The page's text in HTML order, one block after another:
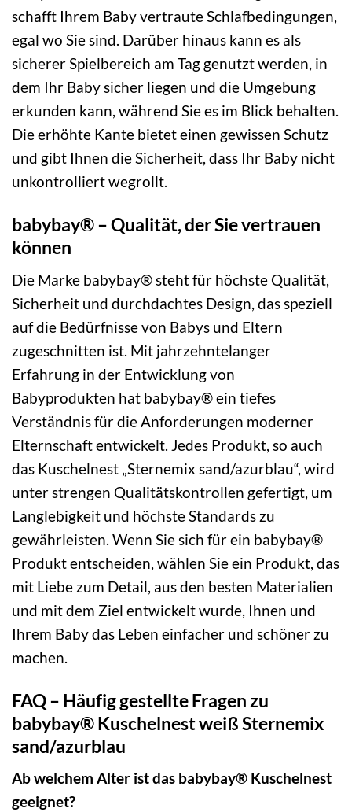
schafft Ihrem Baby vertraute Schlafbedingungen,
egal wo Sie sind. Darüber hinaus kann es als
sicherer Spielbereich am Tag genutzt werden, in
dem Ihr Baby sicher liegen und die Umgebung
erkunden kann, während Sie es im Blick behalten.
Die erhöhte Kante bietet einen gewissen Schutz
und gibt Ihnen die Sicherheit, dass Ihr Baby nicht
unkontrolliert wegrollt.
babybay® – Qualität, der Sie vertrauen
können
Die Marke babybay® steht für höchste Qualität,
Sicherheit und durchdachtes Design, das speziell
auf die Bedürfnisse von Babys und Eltern
zugeschnitten ist. Mit jahrzehntelanger
Erfahrung in der Entwicklung von
Babyprodukten hat babybay® ein tiefes
Verständnis für die Anforderungen moderner
Elternschaft entwickelt. Jedes Produkt, so auch
das Kuschelnest „Sternemix sand/azurblau“, wird
unter strengen Qualitätskontrollen gefertigt, um
Langlebigkeit und höchste Standards zu
gewährleisten. Wenn Sie sich für ein babybay®
Produkt entscheiden, wählen Sie ein Produkt, das
mit Liebe zum Detail, aus den besten Materialien
und mit dem Ziel entwickelt wurde, Ihnen und
Ihrem Baby das Leben einfacher und schöner zu
machen.
FAQ – Häufig gestellte Fragen zu
babybay® Kuschelnest weiß Sternemix
sand/azurblau
Ab welchem Alter ist das babybay® Kuschelnest
geeignet?